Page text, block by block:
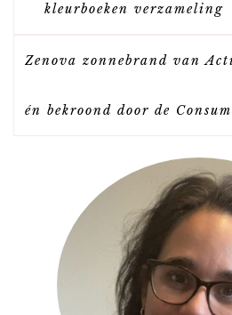
R
kleurboeken verzameling
Zenova zonnebrand van
én bekroond door de